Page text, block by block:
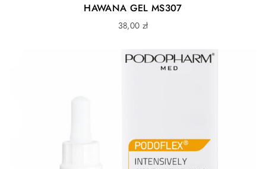
HAWANA GEL MS307
38,00 zł